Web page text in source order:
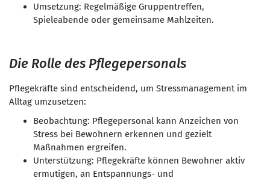
Umsetzung: Regelmäßige Gruppentreffen,
Spieleabende oder gemeinsame Mahlzeiten.
Die Rolle des Pflegepersonals
Pflegekräfte sind entscheidend, um Stressmanagement im
Alltag umzusetzen:
Beobachtung: Pflegepersonal kann Anzeichen von
Stress bei Bewohnern erkennen und gezielt
Maßnahmen ergreifen.
Unterstützung: Pflegekräfte können Bewohner aktiv
ermutigen, an Entspannungs- und